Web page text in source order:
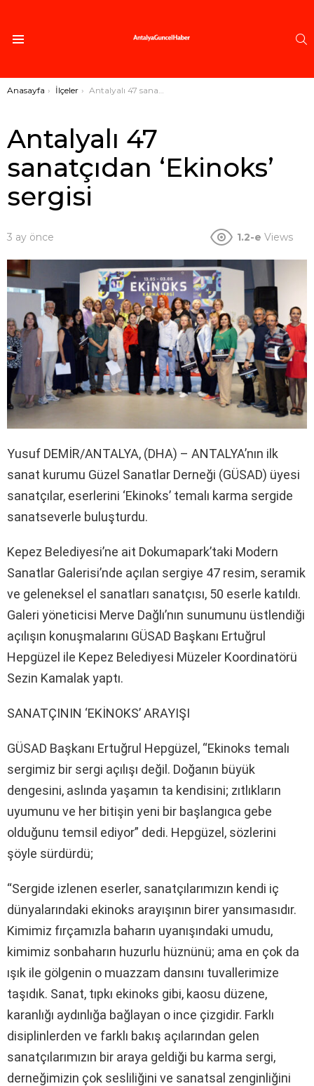
Buradasınız:
Anasayfa İlçeler Antalyalı 47 sanatçıdan ‘Ekinoks’ sergisi
Antalyalı 47
sanatçıdan ‘Ekinoks’
sergisi
3 ay önce 1.2-e Views
Yusuf DEMİR/ANTALYA, (DHA) – ANTALYA’nın ilk
sanat kurumu Güzel Sanatlar Derneği (GÜSAD) üyesi
sanatçılar, eserlerini ‘Ekinoks’ temalı karma sergide
sanatseverle buluşturdu.
Kepez Belediyesi’ne ait Dokumapark’taki Modern
Sanatlar Galerisi’nde açılan sergiye 47 resim, seramik
ve geleneksel el sanatları sanatçısı, 50 eserle katıldı.
Galeri yöneticisi Merve Dağlı’nın sunumunu üstlendiği
açılışın konuşmalarını GÜSAD Başkanı Ertuğrul
Hepgüzel ile Kepez Belediyesi Müzeler Koordinatörü
Sezin Kamalak yaptı.
SANATÇININ ‘EKİNOKS’ ARAYIŞI
GÜSAD Başkanı Ertuğrul Hepgüzel, “Ekinoks temalı
sergimiz bir sergi açılışı değil. Doğanın büyük
dengesini, aslında yaşamın ta kendisini; zıtlıkların
uyumunu ve her bitişin yeni bir başlangıca gebe
olduğunu temsil ediyor” dedi. Hepgüzel, sözlerini
şöyle sürdürdü;
“Sergide izlenen eserler, sanatçılarımızın kendi iç
dünyalarındaki ekinoks arayışının birer yansımasıdır.
Kimimiz fırçamızla baharın uyanışındaki umudu,
kimimiz sonbaharın huzurlu hüznünü; ama en çok da
ışık ile gölgenin o muazzam dansını tuvallerimize
taşıdık. Sanat, tıpkı ekinoks gibi, kaosu düzene,
karanlığı aydınlığa bağlayan o ince çizgidir. Farklı
disiplinlerden ve farklı bakış açılarından gelen
sanatçılarımızın bir araya geldiği bu karma sergi,
derneğimizin çok sesliliğini ve sanatsal zenginliğini